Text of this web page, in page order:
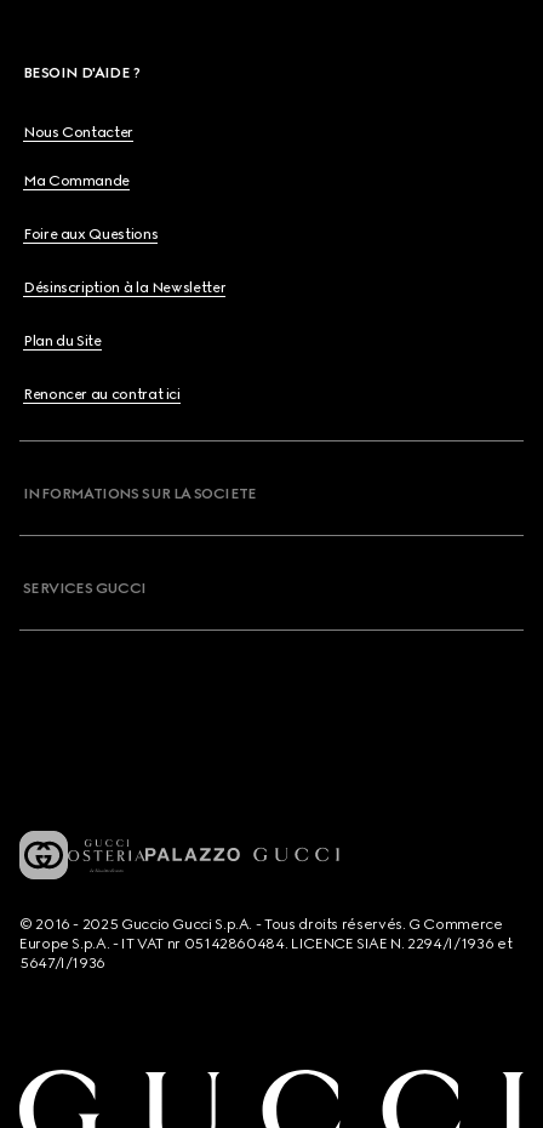
BESOIN D'AIDE ?
Nous Contacter
Ma Commande
Foire aux Questions
Désinscription à la Newsletter
Plan du Site
Renoncer au contrat ici
INFORMATIONS SUR LA SOCIETE
SERVICES GUCCI
© 2016 - 2025 Guccio Gucci S.p.A. - Tous droits réservés. G Commerce
Europe S.p.A. - IT VAT nr 05142860484. LICENCE SIAE N. 2294/I/1936 et
5647/I/1936